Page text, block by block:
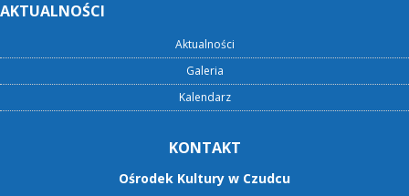
AKTUALNOŚCI
Aktualności
Galeria
Kalendarz
KONTAKT
Ośrodek Kultury w Czudcu